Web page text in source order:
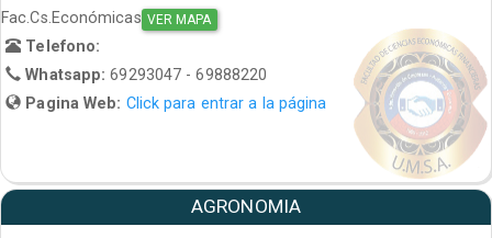
Fac.Cs.Económicas VER MAPA
Telefono:
Whatsapp:69293047 - 69888220
Pagina Web: Click para entrar a la página
AGRONOMIA